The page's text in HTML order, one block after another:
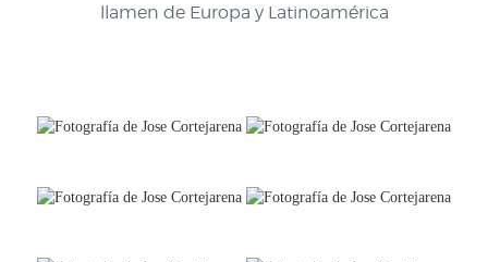
llamen de Europa y Latinoamérica